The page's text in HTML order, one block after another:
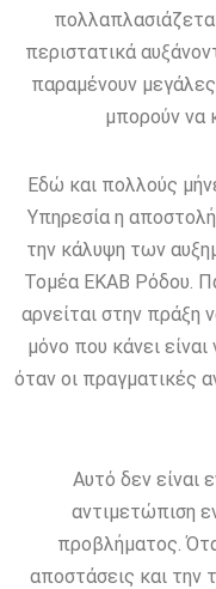
περιστατικά
παραμένουν
μπορούν να
Εδώ και πολλούς
Υπηρεσία η
την κάλυψη των
Τομέα ΕΚΑΒ Ρόδου.
αρνείται στην πράξη
μόνο που κάνει
όταν οι πραγματικές
Αυτό δεν είναι
αντιμετώπιση
προβλήματος.
αποστάσεις και την